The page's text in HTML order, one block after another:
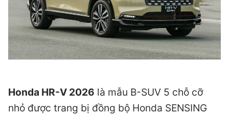
Honda HR-V 2026 là mẫu B-SUV 5 chỗ cỡ
nhỏ được trang bị đồng bộ Honda SENSING